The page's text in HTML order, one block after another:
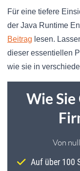
Für eine tiefere
der Java Runtime
Beitrag lesen.
dieser essentiellen
wie sie in